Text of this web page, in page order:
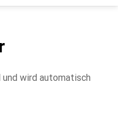
wird automatisch